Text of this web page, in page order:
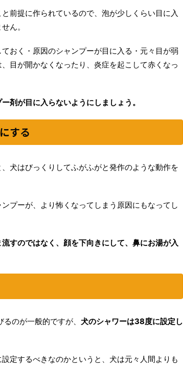
前提に作られているので、泡が少しくらい目に入
ん。
おく・原因のシャンプーが目に入る・元々目が弱
目が開かなくなったり、炎症を起こして赤くなっ
剤が目に入らないようにしましょう。
する
犬はびっくりしてふがふがと発作のような動作を
プーが、より怖くなってしまう原因にもなってし
すのではなく、顔を下向きにして、鼻にお湯が入
のが一般的ですが、 犬のシャワーは38度に設定し
定するべきなのかというと、犬は元々人間よりも